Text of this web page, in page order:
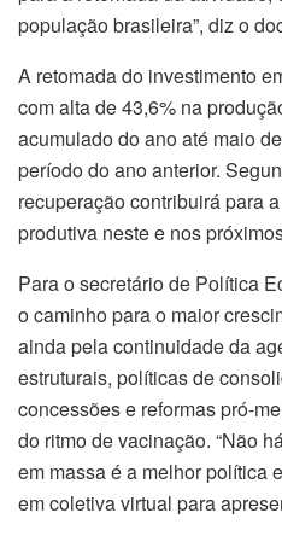
população brasileira”, diz o
A retomada do investimento
com alta de 43,6% na
acumulado do ano até maio
período do ano anterior.
recuperação contribuirá para
produtiva neste e nos
Para o secretário de Política
o caminho para o maior
ainda pela continuidade da
estruturais, políticas de
concessões e reformas pró-
do ritmo de vacinação. “Não
em massa é a melhor política
em coletiva virtual para